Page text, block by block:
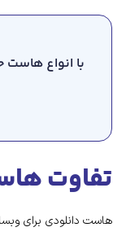
با انواع هاست
تفاوت
هاست دانلودی برای